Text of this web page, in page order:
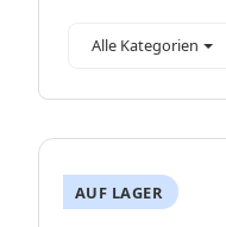
Alle Kategorien
AUF LAGER